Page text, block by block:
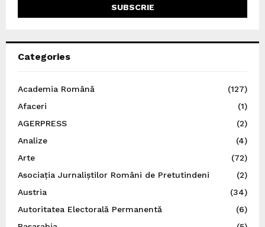
Categories
Academia Română
(127)
Afaceri
(1)
AGERPRESS
(2)
Analize
(4)
Arte
(72)
Asociația Jurnaliștilor Români de Pretutindeni
(2)
Austria
(34)
Autoritatea Electorală Permanentă
(6)